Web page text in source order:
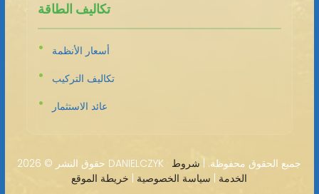
تكاليف الطاقة
أسعار الأنظمة
تكاليف التركيب
عائد الاستثمار
حقوق النشر © 2026 DANIELCZYK · جميع الحقوق محفوظة. | شروط
الخدمة
سياسة الخصوصية خريطة الموقع